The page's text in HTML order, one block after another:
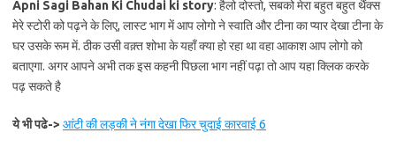
Apni Sagi Bahan Ki Chudai ki story: हैलो दोस्तो, सबको मेरा बहुत बहुत थैंक्स
मेरे स्टोरी को पढ़ने के लिए, लास्ट भाग में आप लोगो ने स्वाति और टीना का प्यार देखा टीना के
घर उसके रूम में. ठीक उसी वक़्त शोभा के यहाँ क्या हो रहा था वहा आकाश आप लोगो को
बताएगा. अगर आपने अभी तक इस कहनी पिछला भाग नहीं पढ़ा तो आप यहा क्लिक करके
पढ़ सकते है
ये भी पढे-> आंटी की लड़की ने नंगा देखा फिर चुदाई कारवाई 6